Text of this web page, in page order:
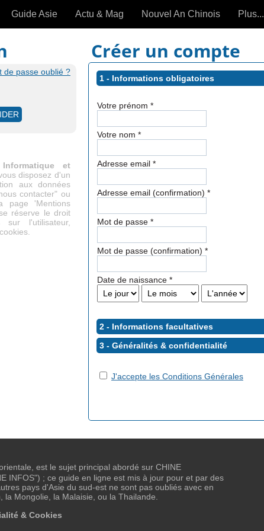
»
Guide Asie Actu & Mag
Articles intemporels
Nouvel An Chinois Plus...
de passe oublié ?
et
vous disposez d'un
aux données
contacter" ou
page 'Mentions
réserve le droit
l'utilisateur,
Créer un compte
1 - Informations obligatoires
Votre prénom *
Votre nom *
Adresse email *
Adresse email (confirmation) *
Mot de passe *
Mot de passe (confirmation) *
Date de naissance *
2 - Informations facultatives
3 - Généralités & confidentialité
J'accepte les Conditions Générales
est le sujet principal abordé sur CHINE
INFOS") ; ce guide en ligne est mis à jour pour et par des
pays d'Asie du sud-est ne sont pas oubliés avec en
Mongolie, la Malaisie, ou la Thailande.
& Cookies